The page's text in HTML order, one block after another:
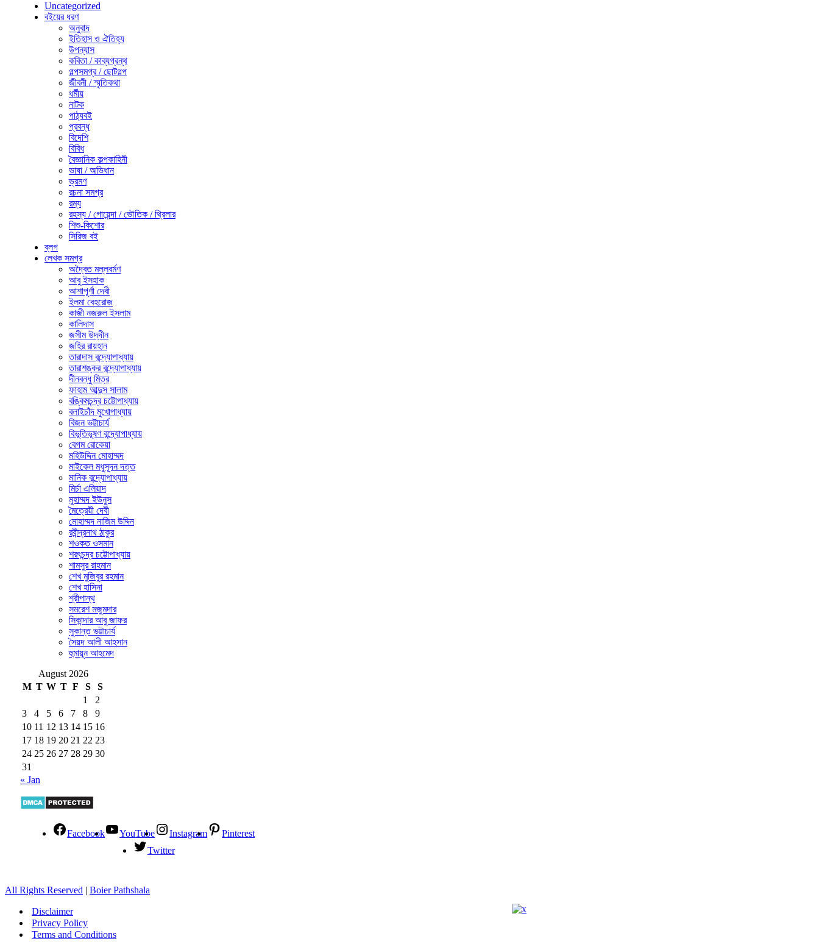
Uncategorized
বইয়ের ধরণ
অনুবাদ
ইতিহাস ও ঐতিহ্য
উপন্যাস
কবিতা / কাব্যগ্রন্থ
গল্পসমগ্র / ছোটগল্প
জীবনী / স্মৃতিকথা
ধর্মীয়
নাটক
পাঠ্যবই
প্রবন্ধ
বিদেশি
বিবিধ
বৈজ্ঞানিক কল্পকাহিনী
ভাষা / অভিধান
ভ্রমণ
রচনা সমগ্র
রম্য
রহস্য / গোয়েন্দা / ভৌতিক / থ্রিলার
শিশু-কিশোর
সিরিজ বই
ব্লগ
লেখক সমগ্র
অদ্বৈত মল্লবর্মণ
আবু ইসহাক
আশাপূর্ণা দেবী
ইলমা বেহরোজ
কাজী নজরুল ইসলাম
কালিদাস
জসীম উদ্‌দীন
জহির রায়হান
তারাদাস বন্দ্যোপাধ্যায়
তারাশঙ্কর বন্দ্যোপাধ্যায়
দীনবন্ধু মিত্র
ফাহাম আব্দুস সালাম
বঙ্কিমচন্দ্র চট্টোপাধ্যায়
বলাইচাঁদ মুখোপাধ্যায়
বিজন ভট্টাচার্য
বিভূতিভূষণ বন্দ্যোপাধ্যায়
বেগম রোকেয়া
মহিউদ্দিন মোহাম্মদ
মাইকেল মধুসূদন দত্ত
মানিক বন্দ্যোপাধ্যায়
মির্চা এলিয়াদ
মুহাম্মদ ইউনুস
মৈত্রেয়ী দেবী
মোহাম্মদ নাজিম উদ্দিন
রবীন্দ্রনাথ ঠাকুর
শওকত ওসমান
শরৎচন্দ্র চট্টোপাধ্যায়
শামসুর রাহমান
শেখ মুজিবুর রহমান
শেখ হাসিনা
শ্রীপান্থ
সমরেশ মজুমদার
সিকান্দার আবু জাফর
সুকান্ত ভট্টাচার্য
সৈয়দ আলী আহসান
হুমায়ূন আহমেদ
August 2026
M T W T F S
S
1
2
3
4 5 6 7 8
9
10 11 12 13 14 15 16
17 18 19 20 21 22 23
24 25 26 27 28 29 30
31
« Jan
Facebook YouTube Instagram
Pinterest
Twitter
All Rights Reserved | Boier Pathshala
Disclaimer
Privacy Policy
Terms and Conditions